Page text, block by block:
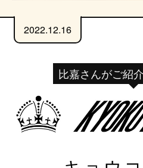
2022.12.16
比嘉さんがご紹